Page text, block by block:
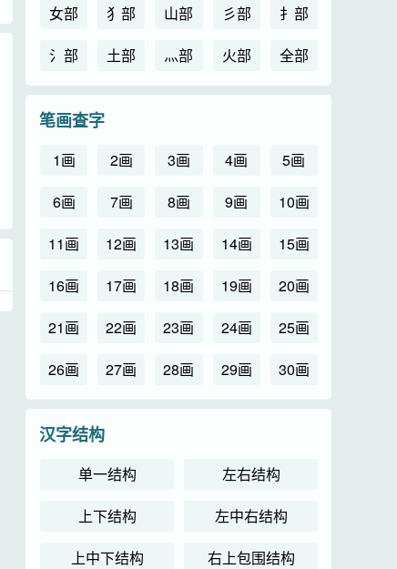
女部
犭部 山部 彡部
扌部
氵部
土部 灬部 火部 全部
笔画查字
1画 2画 3画 4画
5画
6画
7画 8画 9画
10画
11画
12画 13画 14画
15画
16画
17画 18画 19画
20画
21画
22画 23画 24画
25画
26画
27画 28画 29画 30画
汉字结构
单一结构
左右结构
上下结构
左中右结构
上中下结构
右上包围结构